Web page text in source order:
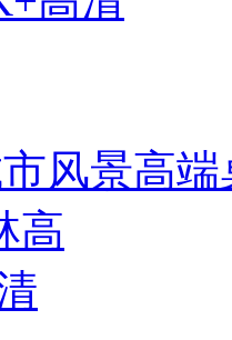
风景高